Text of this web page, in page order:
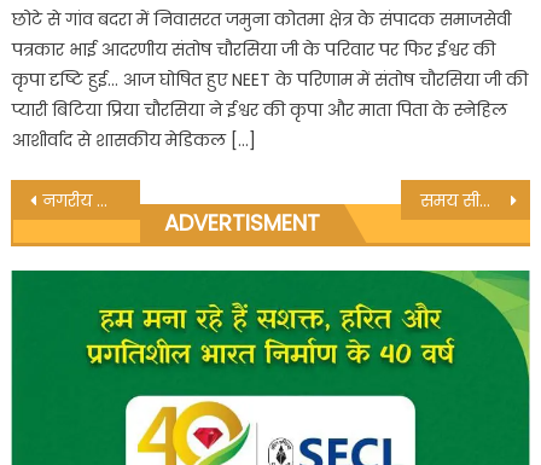
छोटे से गांव बदरा में निवासरत जमुना कोतमा क्षेत्र के संपादक समाजसेवी
पत्रकार भाई आदरणीय संतोष चौरसिया जी के परिवार पर फिर ईश्वर की
कृपा दृष्टि हुई… आज घोषित हुए NEET के परिणाम में संतोष चौरसिया जी की
प्यारी बिटिया प्रिया चौरसिया ने ईश्वर की कृपा और माता पिता के स्नेहिल
आशीर्वाद से शासकीय मेडिकल […]
Post
navigation
नगरीय निकायों के नवनिर्वाचित जनप्रतिनिधियों का जैतहरी मे आयोजित किया गया एक दिवसीय प्रशिक्षण समय सीमा के अंदर एसईसीएल प्रबंधन करें समस्याओं का समाधान:- एसडीएम
ADVERTISMENT